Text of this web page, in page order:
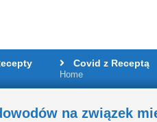
Navigation
Menu
Covid z Receptą
Home
na związek